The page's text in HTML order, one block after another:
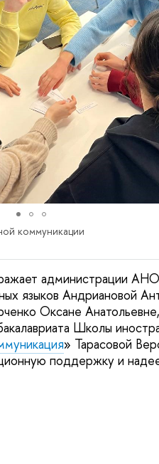
коммуникации
администрации
языков Андриановой
Оксане
Школы
» Тарасовой
поддержку и